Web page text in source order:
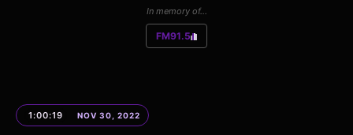
In memory of...
FM91.5
1:00:19 NOV 30, 2022